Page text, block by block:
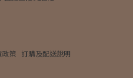
政策 訂購及配送說明